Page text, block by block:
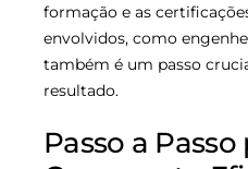
formação e as
envolvidos, como
também é um passo
resultado.
Passo a